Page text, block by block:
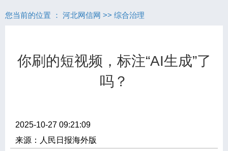
您当前的位置 ： 河北网信网 >> 综合治理
你刷的短视频，标注“AI生成”了
吗？
2025-10-27 09:21:09
来源：人民日报海外版